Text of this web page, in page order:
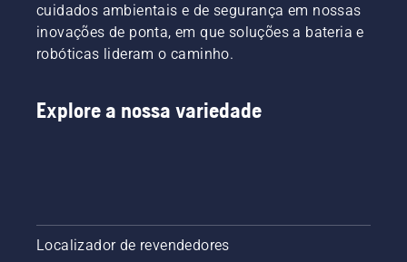
cuidados ambientais e de segurança em nossas
inovações de ponta, em que soluções a bateria e
robóticas lideram o caminho.
Explore a nossa variedade
Localizador de revendedores